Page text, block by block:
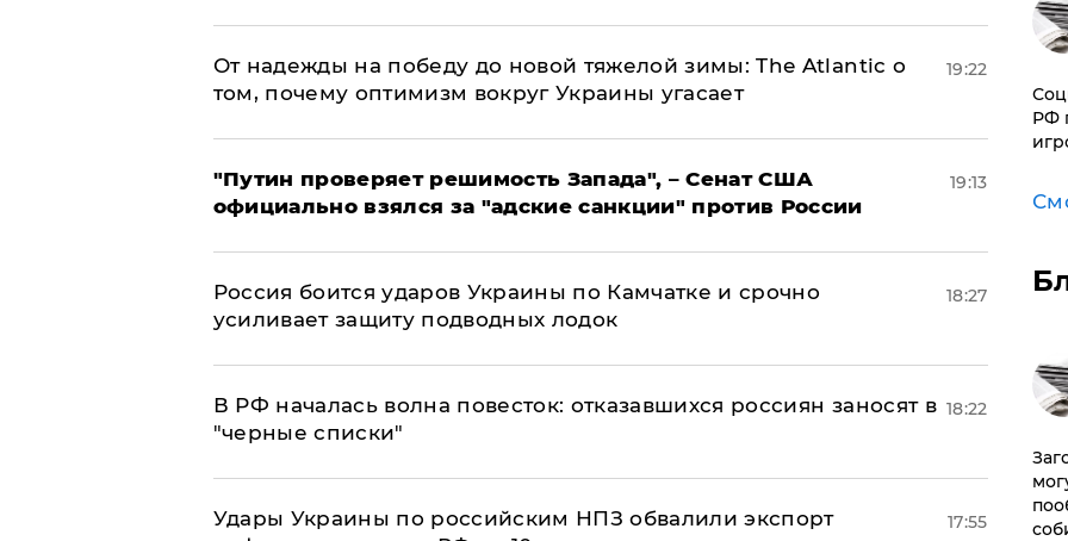
От надежды на победу до новой тяжелой зимы: The Atlantic о
том, почему оптимизм вокруг Украины угасает
19:22
"Путин проверяет решимость Запада", – Сенат США
официально взялся за "адские санкции" против России
19:13
Россия боится ударов Украины по Камчатке и срочно
усиливает защиту подводных лодок
18:27
​В РФ началась волна повесток: отказавшихся россиян заносят в
"черные списки"
18:22
Удары Украины по российским НПЗ обвалили экспорт
17:55
РФ